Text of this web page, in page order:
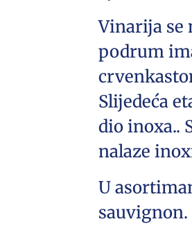
Vinarija se
podrum
Slijedeća
dio inoxa..
nalaze
U